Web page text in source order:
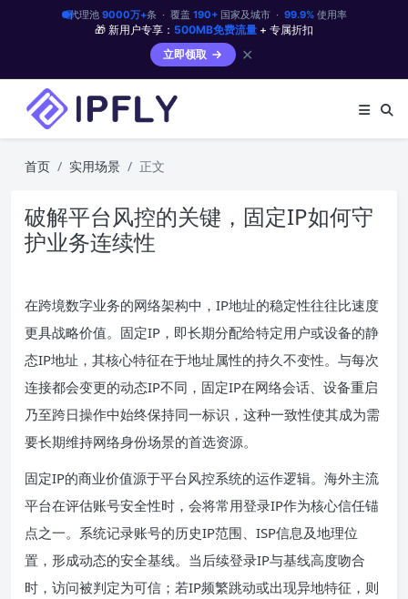
代理池 9000万+条 · 覆盖 190+国家及城市 · 99.9%使用率
🎁 新用户专享： 500MB免费流量 + 专属折扣
立即领取
✕
首页 实用场景 正文
破解平台风控的关键，固定IP如何守
护业务连续性
在跨境数字业务的网络架构中，IP地址的稳定性往往比速度
更具战略价值。固定IP，即长期分配给特定用户或设备的静
态IP地址，其核心特征在于地址属性的持久不变性。与每次
连接都会变更的动态IP不同，固定IP在网络会话、设备重启
乃至跨日操作中始终保持同一标识，这种一致性使其成为需
要长期维持网络身份场景的首选资源。
固定IP的商业价值源于平台风控系统的运作逻辑。海外主流
平台在评估账号安全性时，会将常用登录IP作为核心信任锚
点之一。系统记录账号的历史IP范围、ISP信息及地理位
置，形成动态的安全基线。当后续登录IP与基线高度吻合
时，访问被判定为可信；若IP频繁跳动或出现异地特征，则